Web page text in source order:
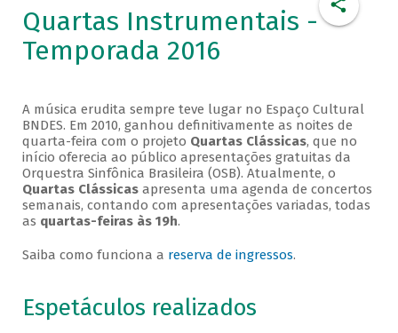
Quartas Instrumentais -
Temporada 2016
A música erudita sempre teve lugar no Espaço Cultural
BNDES. Em 2010, ganhou definitivamente as noites de
quarta-feira com o projeto Quartas Clássicas, que no
início oferecia ao público apresentações gratuitas da
Orquestra Sinfônica Brasileira (OSB). Atualmente, o
Quartas Clássicasapresenta uma agenda de concertos
semanais, contando com apresentações variadas, todas
as quartas-feiras às 19h.
Saiba como funciona a reserva de ingressos.
Espetáculos realizados